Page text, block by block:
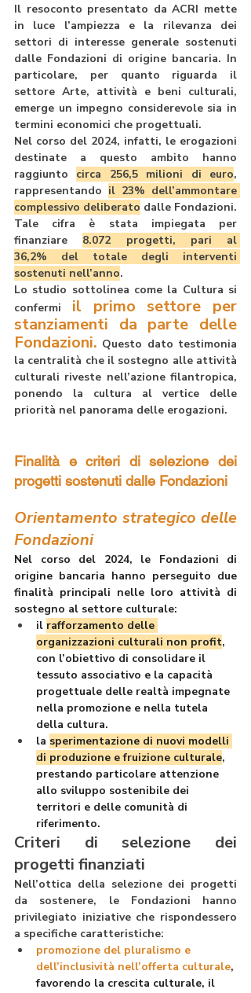
Il resoconto presentato da ACRI mette
in luce l’ampiezza e la rilevanza dei
settori di interesse generale sostenuti
dalle Fondazioni di origine bancaria. In
particolare, per quanto riguarda il
settore Arte, attività e beni culturali,
emerge un impegno considerevole sia in
termini economici che progettuali.
Nel corso del 2024, infatti, le erogazioni
destinate a questo ambito hanno
raggiunto circa 256,5 milioni di euro,
rappresentando il 23% dell’ammontare
complessivo deliberato dalle Fondazioni.
Tale cifra è stata impiegata per
finanziare 8.072 progetti
36,2% del totale degli interventi
sostenuti nell’anno.
Lo studio sottolinea come la Cultura si
confermi il primo settore per
stanziamenti da parte delle
Fondazioni. Questo dato testimonia
la centralità che il sostegno alle attività
culturali riveste nell’azione filantropica,
ponendo la cultura al vertice delle
priorità nel panorama delle erogazioni.
Finalità e criteri di selezione dei
progetti sostenuti dalle Fondazioni
Orientamento strategico delle
Fondazioni
Nel corso del 2024, le Fondazioni di
origine bancaria hanno perseguito due
finalità principali nelle loro attività di
sostegno al settore culturale:
il rafforzamento delle
organizzazioni culturali non profit,
con l’obiettivo di consolidare il
tessuto associativo e la capacità
progettuale delle realtà impegnate
nella promozione e nella tutela
della cultura.
la sperimentazione di nuovi modelli
di produzione e fruizione culturale,
prestando particolare attenzione
allo sviluppo sostenibile dei
territori e delle comunità di
riferimento.
Criteri di selezione dei
progetti finanziati
Nell’ottica della selezione dei progetti
da sostenere, le Fondazioni hanno
privilegiato iniziative che rispondessero
a specifiche caratteristiche:
promozione del pluralismo e
dell’inclusività nell’offerta culturale,
favorendo la crescita culturale, il